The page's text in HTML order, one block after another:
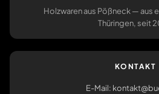
Holzwaren aus Pößneck — aus
Thüringen, seit
KONTAKT
E-Mail: